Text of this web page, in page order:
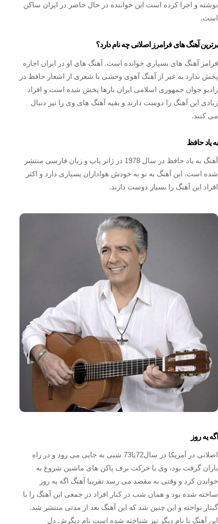
نوشته و اجرا کرده است این خواننده در حال حاضر در ایران ساکن
است.
برترین آهنگ های فرامرز اصلانی چه نام دارد؟
فرامز آهنگ های بسیاری خوانده است. آهنگ های او در ایران اجازه
پخش ندارد به غیر از آهنگ آهوی وحشی با شعری از اشعار حافظ در
رادیو جوان جمهوری اسلامی ایران بارها پخش شده است و افراد
زیادی این آهنگ را دوست دارند و بقیه آهنگ های وی را نیز دنبال
می کنند.
به یاد حافظ
آهنگ به یاد حافظ در سال 1978 در ژانر پاپ و زبان فارسی منتشر
شده است. این آهنگ به نو به خودش هواداران بسیاری دارد و اکثر
افراد این آهنگ را بسیار دوست دارند.
اگه یه روز
اصلانی در آمریکا در سال72یا73 شبی به جایی می رود و در راه
باران گرفت بود، وی با حرکت برف پاکن های ماشین شروع به
خواندن کرد و وقتی به مقصد می رسد تقریبا آهنگ اگه یه روز
ساخته شده بود و همان شب در کنار افراد در جمعی این آهنگ را با
گیتار نواخته و این چنین شد که این آهنگ بعد از مدتی منتشر شد.
این آهنگ با نام دیگر نیز شناخته شده است نام دیگرش دل